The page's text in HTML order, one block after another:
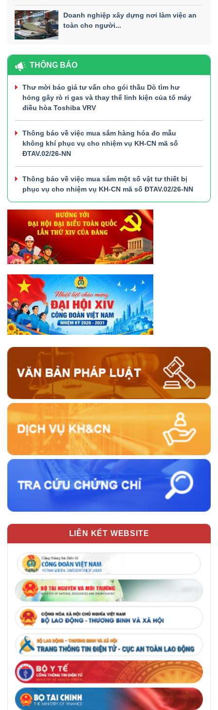
Doanh nghiệp xây dựng nơi làm việc an
toàn cho người...
THÔNG BÁO
Thư mời báo giá tư vấn cho gói thầu Dò tìm hư
hỏng gây rò rỉ gas và thay thế linh kiện của tổ máy
điều hòa Toshiba VRV
Thông báo về việc mua sắm hàng hóa đo mẫu
không khí phục vụ cho nhiệm vụ KH-CN mã số
ĐTAV.02/26-NN
Thông báo về việc mua sắm một số vật tư thiết bị
phục vụ cho nhiệm vụ KH-CN mã số ĐTAV.02/26-NN
LIÊN KẾT WEBSITE